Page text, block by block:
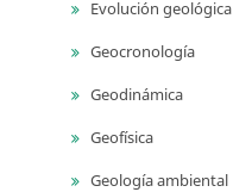
Evolución geológica
Geocronología
Geodinámica
Geofísica
Geología ambiental